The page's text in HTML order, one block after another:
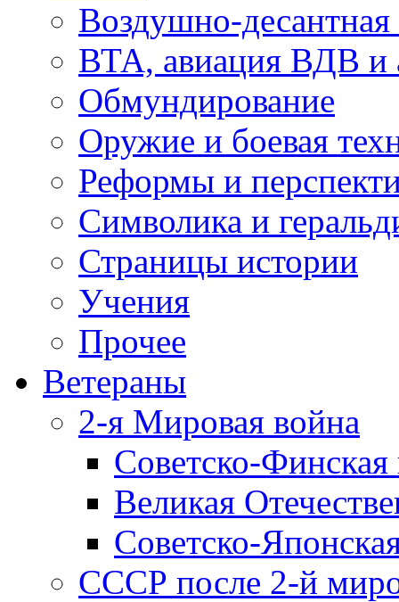
Воздушно-десантная
ВТА, авиация ВДВ и
Обмундирование
Оружие и боевая
Реформы и
Символика и
Страницы истории
Учения
Прочее
Ветераны
2-я Мировая война
Советско-
Великая
Советско-
СССР после 2-й